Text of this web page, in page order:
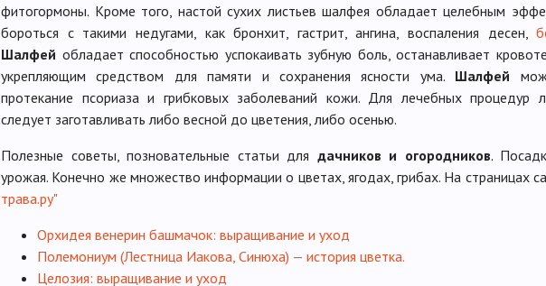
фитогормоны. Кроме того, настой сухих листьев шалфея обладает целебным
бороться с такими недугами, как бронхит, гастрит, ангина, воспаления десен,
Шалфей обладает способностью успокаивать зубную боль, останавливает
укрепляющим средством для памяти и сохранения ясности ума. Шалфей
протекание псориаза и грибковых заболеваний кожи. Для лечебных процедур
следует заготавливать либо весной до цветения, либо осенью.
Полезные советы, позновательные статьи для дачников и огородников.
урожая. Конечно же множество информации о цветах, ягодах, грибах. На страницах
трава.ру"
Орхидея венерин башмачок: выращивание и уход
Полемониум (Лестница Иакова, Синюха) — история цветка.
Целозия: выращивание и уход